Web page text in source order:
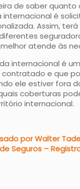
de saber quanto
internacional é
Assim,
atende às
internacional é
contratado e que
ele estiver fora
coberturas
internacional.
por Walter
Seguros – Registro